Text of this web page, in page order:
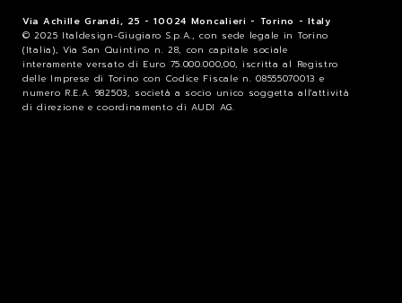
Via Achille Grandi, 25 - 10024 Moncalieri - Torino - Italy
© 2025 Italdesign-Giugiaro S.p.A., con sede legale in Torino
(Italia), Via San Quintino n. 28, con capitale sociale
interamente versato di Euro 75.000.000,00, iscritta al Registro
delle Imprese di Torino con Codice Fiscale n. 08555070013 e
numero R.E.A. 982503, società a socio unico soggetta all'attività
di direzione e coordinamento di AUDI AG.